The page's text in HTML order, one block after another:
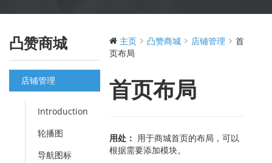
凸赞商城
店铺管理
Introduction
轮播图
导航图标
主页 凸赞商城 店铺管理
首
页布局
首页布局
用处： 用于商城首页的布局，可以
根据需要添加模块。